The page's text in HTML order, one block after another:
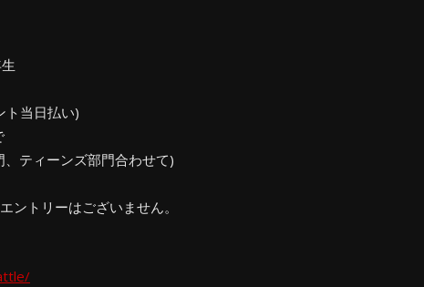
当日払い)
ティーンズ部門合わせて)
ントリーはございません。